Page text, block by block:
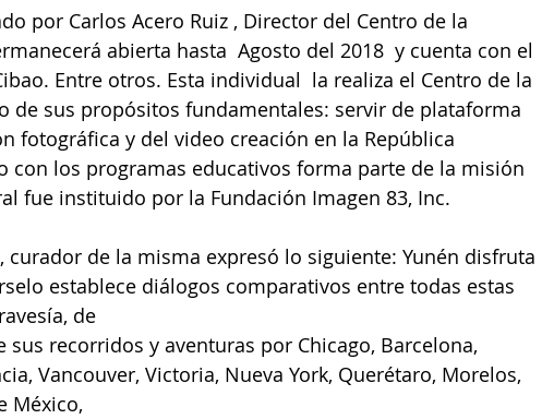
por Carlos Acero Ruiz , Director del Centro de la
abierta hasta  Agosto del 2018  y cuenta con el
Entre otros. Esta individual  la realiza el Centro de la
de sus propósitos fundamentales: servir de plataforma
fotográfica y del video creación en la República
con los programas educativos forma parte de la misión
fue instituido por la Fundación Imagen 83, Inc.
curador de la misma expresó lo siguiente: Yunén disfruta
establece diálogos comparativos entre todas estas
de
recorridos y aventuras por Chicago, Barcelona,
Vancouver, Victoria, Nueva York, Querétaro, Morelos,
México,